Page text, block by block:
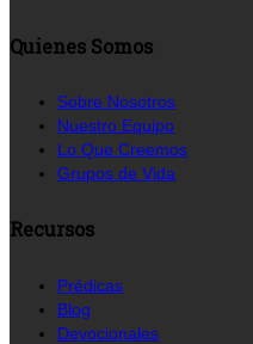
Quienes Somos
Sobre Nosotros
Nuestro Equipo
Lo Que Creemos
Grupos de Vida
Recursos
Prédicas
Blog
Devocionales